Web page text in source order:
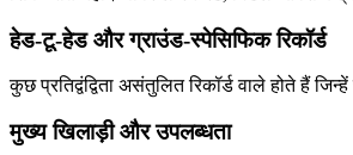
हेड-टू-हेड और ग्राउंड-स्पेसिफिक रिकॉर्ड
कुछ प्रतिद्वंद्विता असंतुलित रिकॉर्ड वाले होते
मुख्य खिलाड़ी और उपलब्धता